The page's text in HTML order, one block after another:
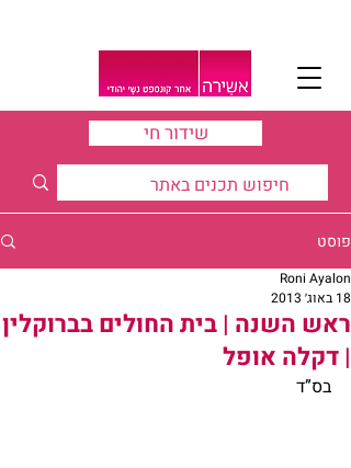
שידור חי
פוסט
ראש השנה | בית החולים בברוקלין
| דקלה אופל
Roni Ayalon
18 באוג׳ 2013
בס”ד